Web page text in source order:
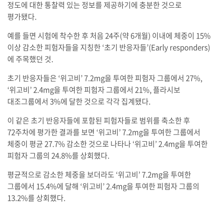
정도에 대한 통찰력 있는 정보를 제공하기에 충분한 것으로
평가됐다.
예를 들면 시험에 착수한 후 처음 24주(약 6개월) 이내에 체중이 15%
이상 감소한 피험자들을 지칭한 ‘초기 반응자들’(Early responders)
에 주목했던 것.
초기 반응자들은 ‘위고비’ 7.2mg을 투여한 피험자 그룹에서 27%,
‘위고비’ 2.4mg을 투여한 피험자 그룹에서 21%, 플라시보
대조그룹에서 3%에 달한 것으로 각각 집계됐다.
이 같은 초기 반응자들에 포함된 피험자들로 범위를 축소한 후
72주차에 평가한 결과를 보면 ‘위고비’ 7.2mg을 투여한 그룹에서
체중이 평균 27.7% 감소한 것으로 나타나 ‘위고비’ 2.4mg을 투여한
피험자 그룹의 24.8%를 상회했다.
평균적으로 감소한 체중을 보더라도 ‘위고비’ 7.2mg을 투여한
그룹에서 15.4%에 달해 ‘위고비’ 2.4mg을 투여한 피험자 그룹의
13.2%를 상회했다.